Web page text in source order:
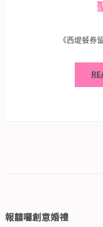
《西堤餐券
報囍囉創意婚禮